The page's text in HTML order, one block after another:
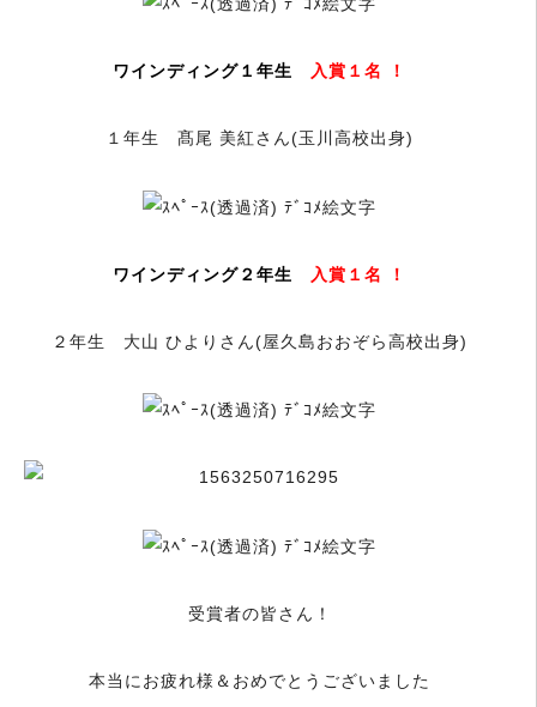
ワインディング１年生 入賞１名 ！
１年生 髙尾 美紅さん(玉川高校出身)
ワインディング２年生 入賞１名 ！
２年生 大山 ひよりさん(屋久島おおぞら高校出身)
受賞者の皆さん！
本当にお疲れ様＆おめでとうございました